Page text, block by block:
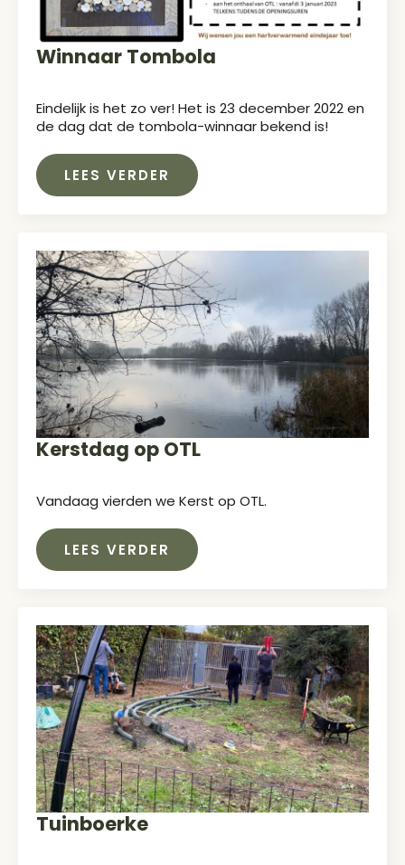
Winnaar Tombola
Eindelijk is het zo ver! Het is 23 december 2022 en
de dag dat de tombola-winnaar bekend is!
LEES VERDER
Kerstdag op OTL
Vandaag vierden we Kerst op OTL.
LEES VERDER
Tuinboerke